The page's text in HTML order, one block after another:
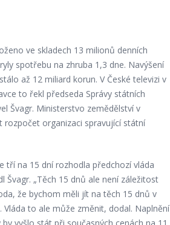
ve skladech 13 milionů denních
spotřebu na zhruba 1,3 dne. Navýšení
až 12 miliard korun. V České televizi v
to řekl předseda Správy státních
Švagr. Ministerstvo zemědělství v
rozpočet organizaci spravující státní
tří na 15 dní rozhodla předchozí vláda
Švagr. „Těch 15 dnů ale není záležitost
že bychom měli jít na těch 15 dnů v
Vláda to ale může změnit, dodal. Naplnění